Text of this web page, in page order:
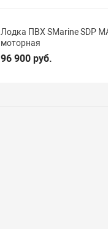
Лодка ПВХ SMarine SDP
моторная
96 900 руб.